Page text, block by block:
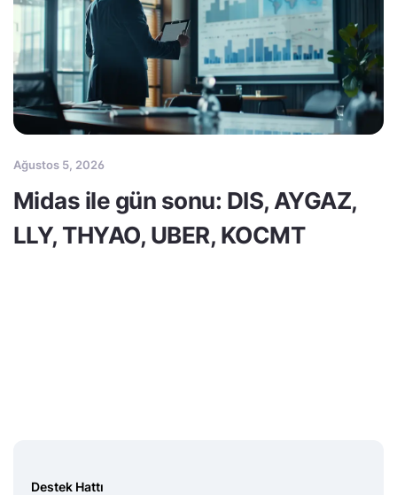
Ağustos 5, 2026
Midas ile gün sonu: DIS, AYGAZ,
LLY, THYAO, UBER, KOCMT
Destek Hattı